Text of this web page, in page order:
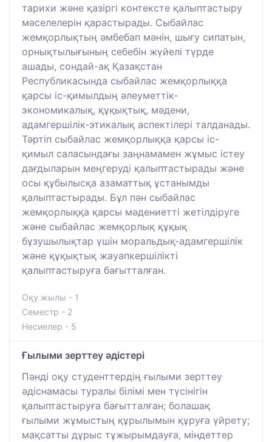
тарихи және қазіргі контексте қалыптастыру
мәселелерін қарастырады. Сыбайлас
жемқорлықтың әмбебап мәнін, шығу сипатын,
орнықтылығының себебін жүйелі түрде
ашады, сондай-ақ Қазақстан
Республикасында сыбайлас жемқорлыққа
қарсы іс-қимылдың әлеуметтік-
экономикалық, құқықтық, мәдени,
адамгершілік-этикалық аспектілері талданады.
Тәртіп сыбайлас жемқорлыққа қарсы іс-
қимыл саласындағы заңнамамен жұмыс істеу
дағдыларын меңгеруді қалыптастырады және
осы құбылысқа азаматтық ұстанымды
қалыптастырады. Бұл пән сыбайлас
жемқорлыққа қарсы мәдениетті жетілдіруге
және сыбайлас жемқорлық құқық
бұзушылықтар үшін моральдық-адамгершілік
және құқықтық жауапкершілікті
қалыптастыруға бағытталған.
Оқу жылы - 1
Семестр - 2
Несиелер - 5
Ғылыми зерттеу әдістері
Пәнді оқу студенттердің ғылыми зерттеу
әдіснамасы туралы білімі мен түсінігін
қалыптастыруға бағытталған; болашақ
ғылыми жұмыстың құрылымын құруға үйрету;
мақсатты дұрыс тұжырымдауға, міндеттер